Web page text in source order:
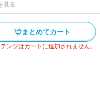
見る
まとめてカート
ンツはカートに追加されません。